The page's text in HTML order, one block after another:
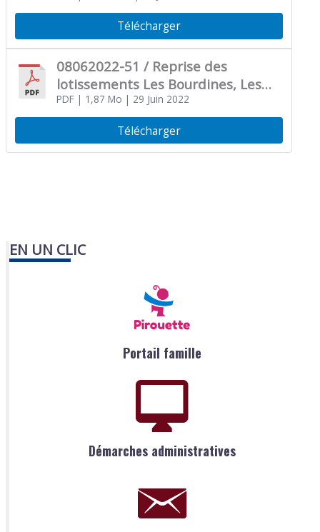
Télécharger
08062022-51 / Reprise des
lotissements Les Bourdines, Les
Peintres, Les Oiseaux
PDF| 1,87 Mo | 29 Juin 2022
Télécharger
EN UN CLIC
Portail famille
Démarches administratives